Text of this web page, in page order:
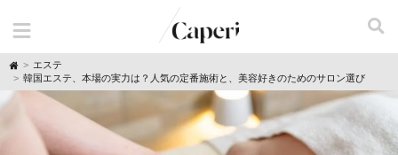
H
o
m
エステ
韓国エステ、本場の実力は？人気の定番施術と、美容好きのためのサロン選び